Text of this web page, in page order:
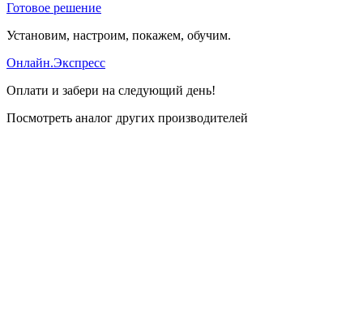
Готовое решение
Установим, настроим, покажем, обучим.
Онлайн.Экспресс
Оплати и забери на следующий день!
Посмотреть аналог других производителей